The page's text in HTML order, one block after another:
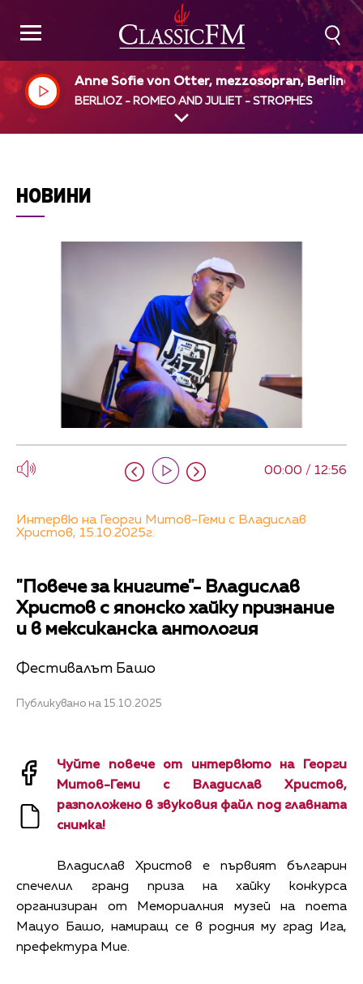
Anne Sofie von Otter, mezzosopran, Berliner
hilharmoniker, James Levine, dir
BERLIOZ - ROMEO AND JULIET - STROPHES
НОВИНИ
00:00 / 12:56
Интервю на Георги Митов-Геми с Владислав
Христов, 15.10.2025г.
"Повече за книгите"- Владислав
Христов с японско хайку признание
и в мексиканска антология
Фестивалът Башо
Публикувано на 15.10.2025
Чуйте повече от интервюто на Георги
Митов-Геми с Владислав Христов,
разположено в звуковия файл под главната
снимка!
Владислав Христов е първият българин
спечелил гранд приза на хайку конкурса
организиран от Мемориалния музей на поета
Мацуо Башо, намиращ се в родния му град Ига,
префектура Мие.